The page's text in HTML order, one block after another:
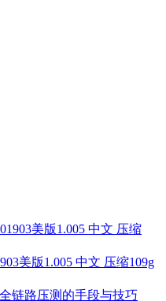
美版1.005 中文 压缩109g
链路压测的手段与技巧